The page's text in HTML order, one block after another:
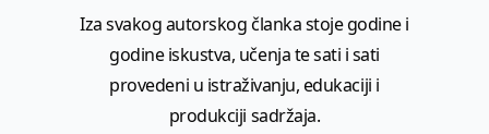
Iza svakog autorskog članka stoje godine i
godine iskustva, učenja te sati i sati
provedeni u istraživanju, edukaciji i
produkciji sadržaja.